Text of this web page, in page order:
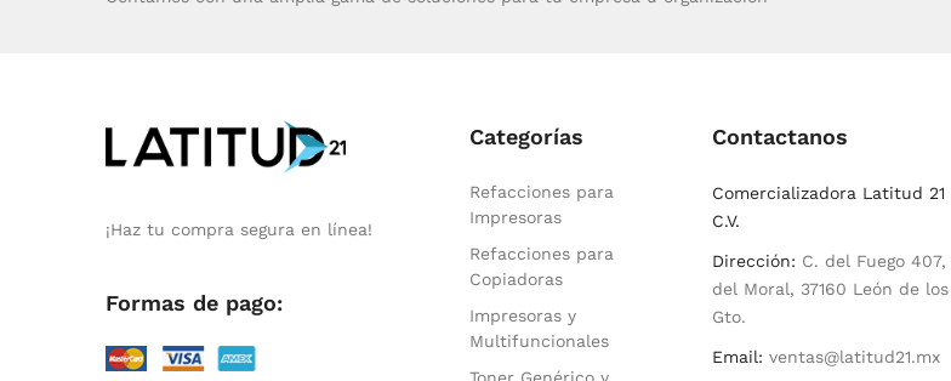
¡Haz tu compra segura en línea!
Formas de pago:
Categorías
Refacciones para
Impresoras
Refacciones para
Copiadoras
Impresoras y
Multifuncionales
Contactanos
Comercializadora Latitud 21
C.V.
Dirección: C. del Fuego
del Moral, 37160 León de
Gto.
Email: ventas@latitud21.mx